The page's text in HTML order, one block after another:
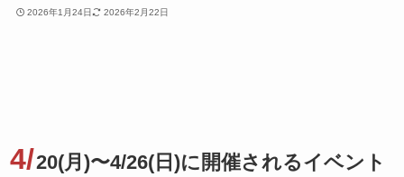
2026年1月24日 2026年2月22日
4/20(月)〜4/26(日)に開催されるイベント